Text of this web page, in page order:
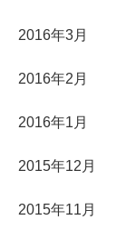
2016年3月
2016年2月
2016年1月
2015年12月
2015年11月